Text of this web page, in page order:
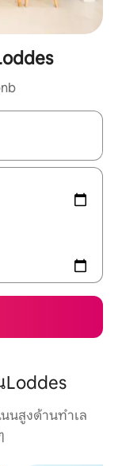
ำรวจผลการค้นหา
นสูงด้านทำเล